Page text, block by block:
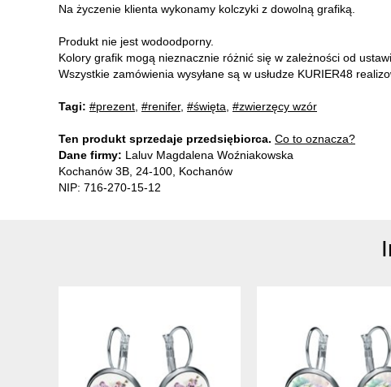
Na życzenie klienta wykonamy kolczyki z dowolną grafiką.
Produkt nie jest wodoodporny.
Kolory grafik mogą nieznacznie różnić się w zależności od
Wszystkie zamówienia wysyłane są w usłudze KURIER48
Tagi: #prezent #renifer, #święta #zwierzęcy wzór
Ten produkt sprzedaje przedsiębiorca. Co to oznacza?
Dane firmy: Laluv Magdalena Woźniakowska
Kochanów 3B, 24-100, Kochanów
NIP: 716-270-15-12